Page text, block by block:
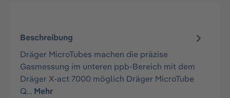
Beschreibung
Dräger MicroTubes machen die präzise
Gasmessung im unteren ppb-Bereich mit dem
Dräger X-act 7000 möglich Dräger MicroTube
Q… Mehr